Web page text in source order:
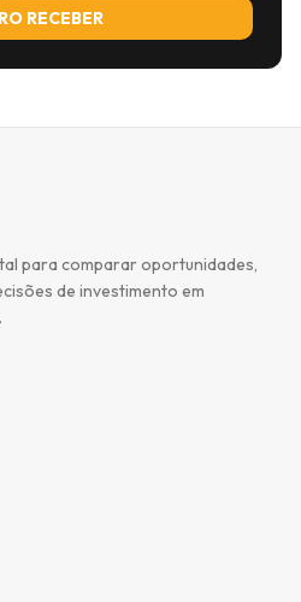
RECEBER
para comparar oportunidades,
de investimento em